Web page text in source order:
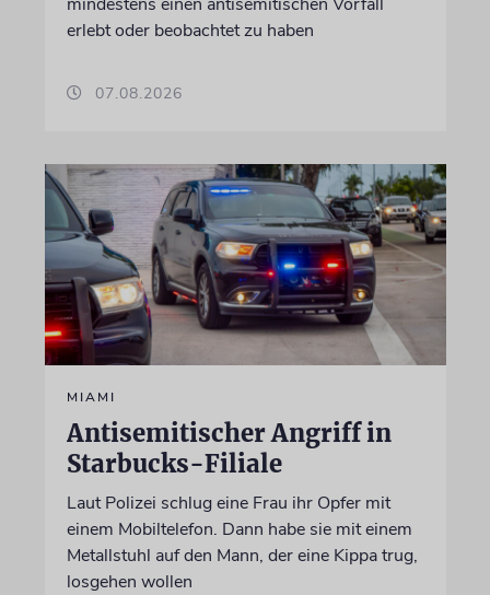
mindestens einen antisemitischen Vorfall
erlebt oder beobachtet zu haben
07.08.2026
MIAMI
Antisemitischer Angriff in
Starbucks-Filiale
Laut Polizei schlug eine Frau ihr Opfer mit
einem Mobiltelefon. Dann habe sie mit einem
Metallstuhl auf den Mann, der eine Kippa trug,
losgehen wollen